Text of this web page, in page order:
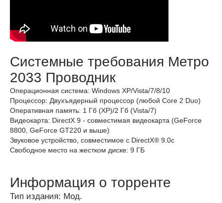
Системные требования Метро
2033 Проводник
Операционная система: Windows XP/Vista/7/8/10
Процессор: Двухъядерный процессор (любой Core 2 Duo)
Оперативная память: 1 Гб (XP)/2 Гб (Vista/7)
Видеокарта: DirectX 9 - совместимая видеокарта (GeForce
8800, GeForce GT220 и выше)
Звуковое устройство, совместимое с DirectX® 9.0с
Свободное место на жестком диске: 9 ГБ
Информация о торренте
Тип издания: Мод.